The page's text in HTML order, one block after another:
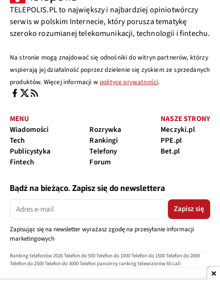
TELEPOLIS.PL to największy i najbardziej opiniotwórczy
serwis w polskim Internecie, który porusza tematykę
szeroko rozumianej telekomunikacji, technologii i fintechu.
Na stronie mogą znajdować się odnośniki do witryn partnerów, którzy
wspierają jej działalność poprzez dzielenie się zyskiem ze sprzedanych
produktów. Więcej informacji w polityce prywatności.
MENU
Wiadomości
Tech
Publicystyka
Fintech
Rozrywka
Rankingi
Telefony
Forum
NASZE STRONY
Meczyki.pl
PPE.pl
Bet.pl
Bądź na bieżąco. Zapisz się do newslettera
Zapisz się
Zapisując się na newsletter wyrażasz zgodę na przesyłanie informacji
marketingowych
Ranking telefonów 2026Telefon do 500Telefon do 1000Telefon do 1500Telefon do 2000
Telefon do 2500Telefon do 3000Telefon pancerny ranking telewizorów 65 cali